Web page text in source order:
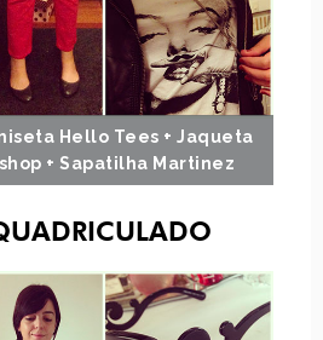
Hello Tees + Jaqueta
+ Sapatilha Martinez